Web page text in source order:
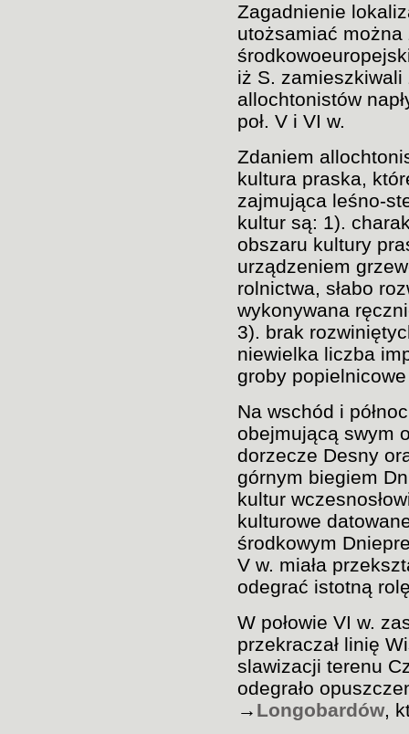
Zagadnienie
utożsamiać
iż S.
allochtonistów
poł. V i VI w.
Zdaniem
kultura praska,
zajmująca leśno-
kultur są: 1).
obszaru kultury
urządzeniem
rolnictwa, słabo
wykonywana
3). brak
niewielka liczba
groby
Na wschód i
obejmującą swym
dorzecze Desny
górnym biegiem
kultur
kulturowe
środkowym
V w. miała
odegrać istotną
W połowie VI w.
przekraczał linię
slawizacji terenu
odegrało
→ Longobardów,